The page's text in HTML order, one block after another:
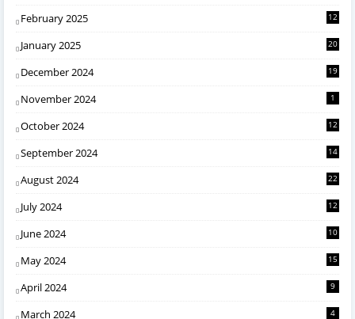
February 2025 12
January 2025 20
December 2024 19
November 2024 1
October 2024 12
September 2024 14
August 2024 22
July 2024 12
June 2024 10
May 2024 15
April 2024 9
March 2024 4